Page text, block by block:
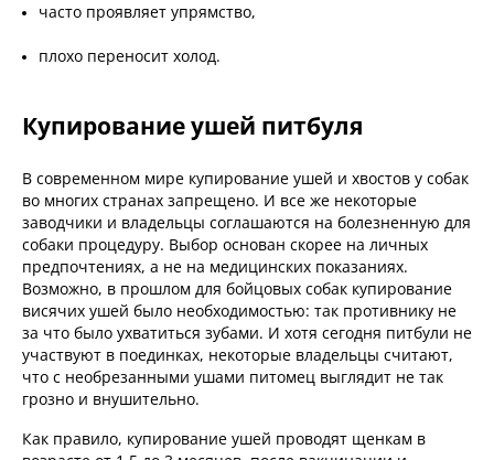
часто проявляет упрямство,
плохо переносит холод.
Купирование ушей питбуля
В современном мире купирование ушей и хвостов у собак
во многих странах запрещено. И все же некоторые
заводчики и владельцы соглашаются на болезненную для
собаки процедуру. Выбор основан скорее на личных
предпочтениях, а не на медицинских показаниях.
Возможно, в прошлом для бойцовых собак купирование
висячих ушей было необходимостью: так противнику не
за что было ухватиться зубами. И хотя сегодня питбули не
участвуют в поединках, некоторые владельцы считают,
что с необрезанными ушами питомец выглядит не так
грозно и внушительно.
Как правило, купирование ушей проводят щенкам в